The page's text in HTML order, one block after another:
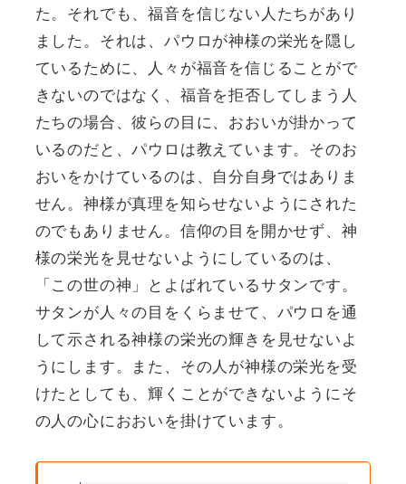
た。それでも、福音を信じない人たちがあり
ました。それは、パウロが神様の栄光を隠し
ているために、人々が福音を信じることがで
きないのではなく、福音を拒否してしまう人
たちの場合、彼らの目に、おおいが掛かって
いるのだと、パウロは教えています。そのお
おいをかけているのは、自分自身ではありま
せん。神様が真理を知らせないようにされた
のでもありません。信仰の目を開かせず、神
様の栄光を見せないようにしているのは、
「この世の神」とよばれているサタンです。
サタンが人々の目をくらませて、パウロを通
して示される神様の栄光の輝きを見せないよ
うにします。また、その人が神様の栄光を受
けたとしても、輝くことができないようにそ
の人の心におおいを掛けています。